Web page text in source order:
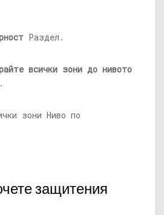
Раздел.
всички зони до нивото
.
защитения